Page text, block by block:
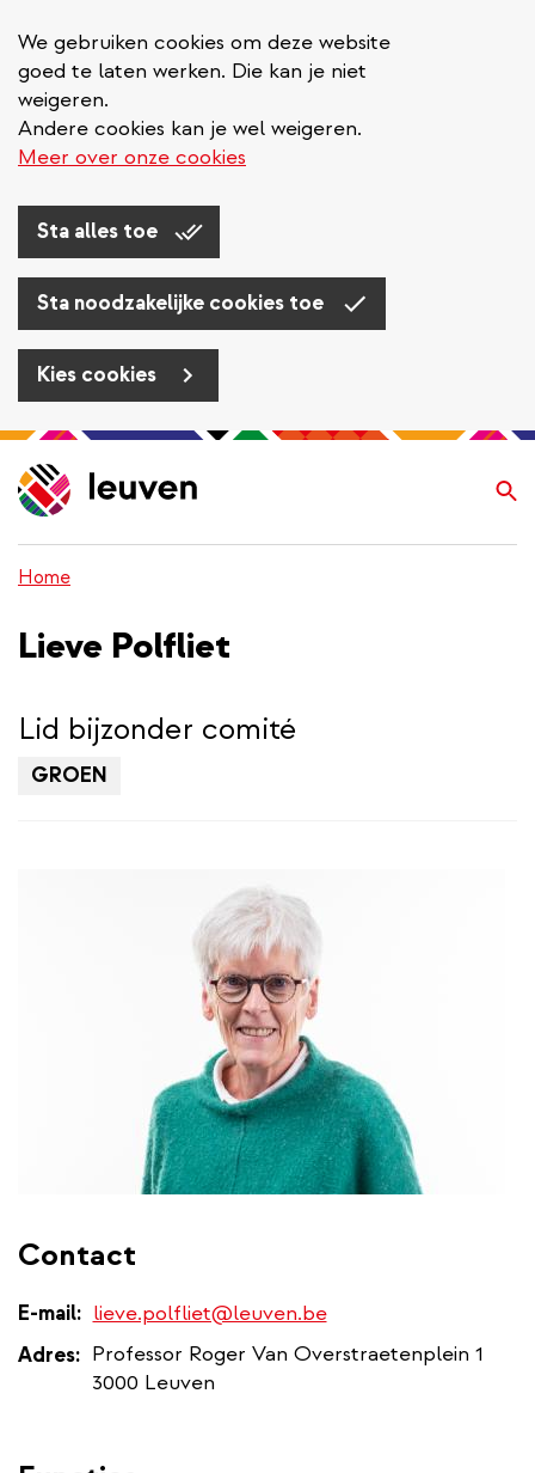
We gebruiken cookies om deze website
goed te laten werken. Die kan je niet
weigeren.
Andere cookies kan je wel weigeren.
Meer over onze cookies
Sta alles toe
Sta noodzakelijke cookies toe
Kies cookies
Overslaan
en
naar
gaan
Home
Lieve Polfliet
Lid bijzonder comité
GROEN
Contact
E-mail
lieve.polfliet@leuven.be
Adres
Professor Roger Van Overstraetenplein 1
3000 Leuven